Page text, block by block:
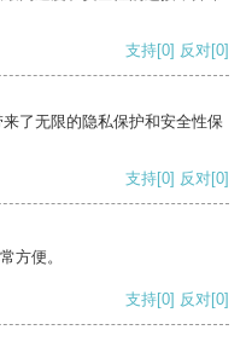
支持[0] 反对[0]
了无限的隐私保护和安全性保
支持[0] 反对[0]
方便。
支持[0] 反对[0]